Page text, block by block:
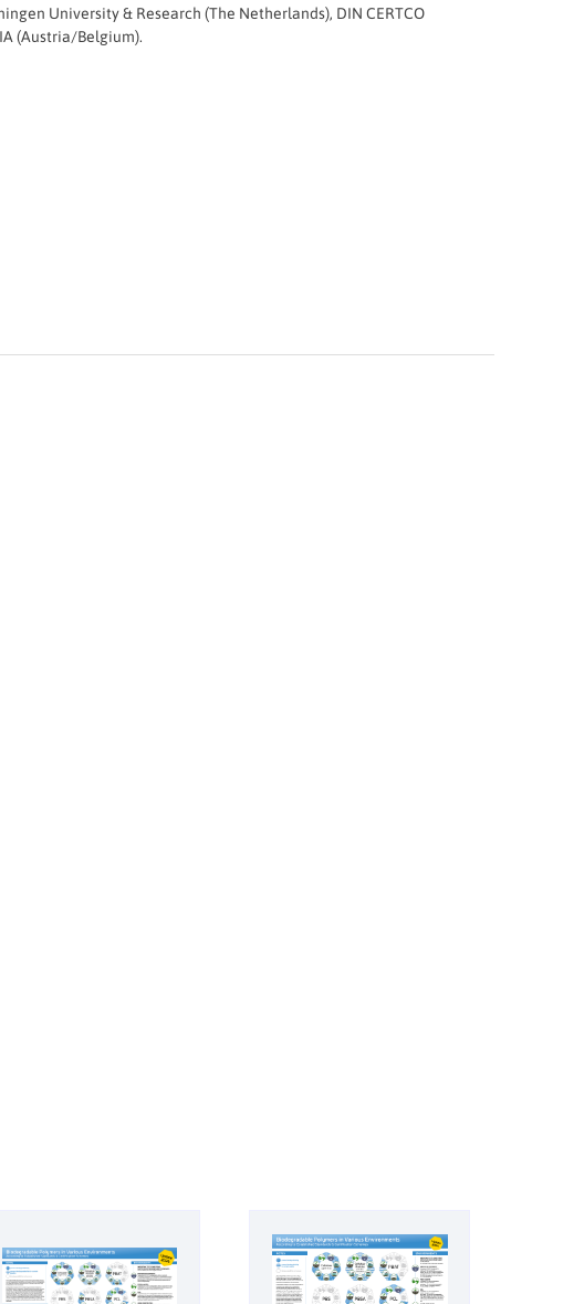
University & Research (The Netherlands), DIN CERTCO
(Austria/Belgium).